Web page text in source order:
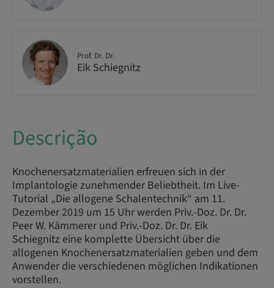
Prof. Dr. Dr.
Eik Schiegnitz
Descrição
Knochenersatzmaterialien erfreuen sich in der
Implantologie zunehmender Beliebtheit. Im Live-
Tutorial „Die allogene Schalentechnik“ am 11.
Dezember 2019 um 15 Uhr werden Priv.-Doz. Dr. Dr.
Peer W. Kämmerer und Priv.-Doz. Dr. Dr. Eik
Schiegnitz eine komplette Übersicht über die
allogenen Knochenersatzmaterialien geben und dem
Anwender die verschiedenen möglichen Indikationen
vorstellen.